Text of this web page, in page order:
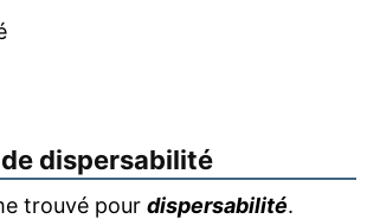
dispersabilité
trouvé pour dispersabilité.